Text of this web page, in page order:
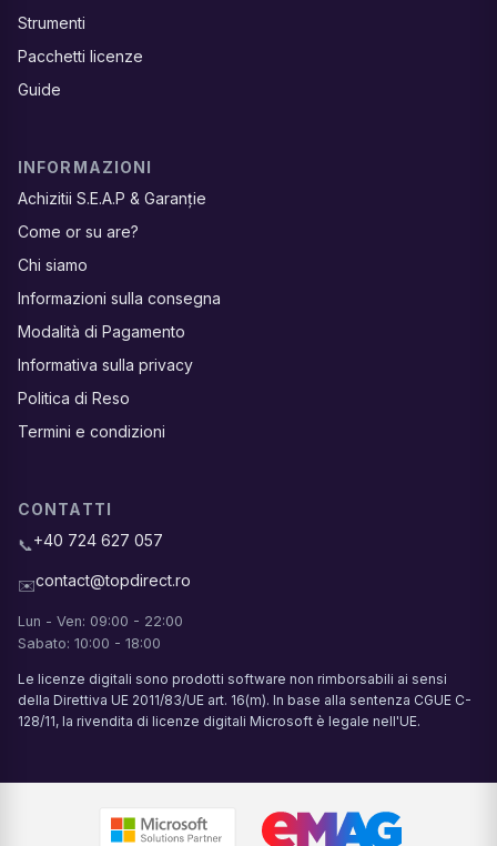
Strumenti
Pacchetti licenze
Guide
INFORMAZIONI
Achizitii S.E.A.P & Garanție
Come or su are?
Chi siamo
Informazioni sulla consegna
Modalità di Pagamento
Informativa sulla privacy
Politica di Reso
Termini e condizioni
CONTATTI
📞+40 724 627 057
✉️contact@topdirect.ro
Lun - Ven: 09:00 - 22:00
Sabato: 10:00 - 18:00
Le licenze digitali sono prodotti software non rimborsabili ai sensi
della Direttiva UE 2011/83/UE art. 16(m). In base alla sentenza CGUE C-
128/11, la rivendita di licenze digitali Microsoft è legale nell'UE.